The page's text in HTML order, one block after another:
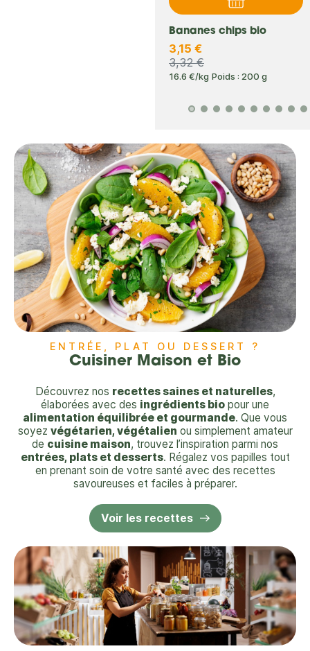
Bananes chips bio
3,15 €
3,32 €
16.6 €/kg Poids : 200 g
ENTRÉE, PLAT OU DESSERT ?
Cuisiner Maison et Bio
Découvrez nos recettes saines et naturelles,
élaborées avec des ingrédients bio pour une
alimentation équilibrée et gourmande. Que vous
soyez végétarien, végétalien ou simplement amateur
de cuisine maison, trouvez l’inspiration parmi nos
entrées, plats et desserts. Régalez vos papilles tout
en prenant soin de votre santé avec des recettes
savoureuses et faciles à préparer.
Voir les recettes